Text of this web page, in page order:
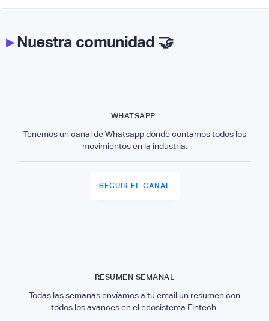
▸Nuestra comunidad 🤝
WHATSAPP
Tenemos un canal de Whatsapp donde contamos todos los
movimientos en la industria.
SEGUIR EL CANAL
RESUMEN SEMANAL
Todas las semanas envíamos a tu email un resumen con
todos los avances en el ecosistema Fintech.